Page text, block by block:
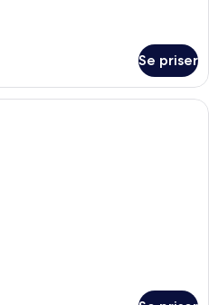
Se priser
Luksusrom | Minibar, safe på